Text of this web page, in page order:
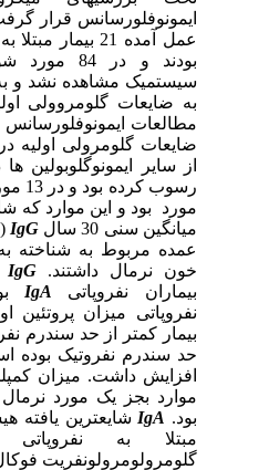
ایمونوفلورسانس قرار
عمل آمده 21 بیمار
بودند و در 84
سیستمیک مشاهده نشد و به
به ضایعات گلومروولی
ضایعات گلومرولی اولیه در
از سایر ایمونوگلوبولین
رسوب کرده بود و در 13 مورد باقی مانده
مورد
میانگین سنی 30 سال
IgG
عمده مربوط به شناخته به
خون نرمال داشتند. IgG
بیماران نفروپاتی
IgA
نفروپاتی
افزایش داشت. میزان
موارد بجز یک مورد
بود.IgA شایعترین یافته
مبتلا به نفروپاتی
گلومرولومرولونفریت فوکال